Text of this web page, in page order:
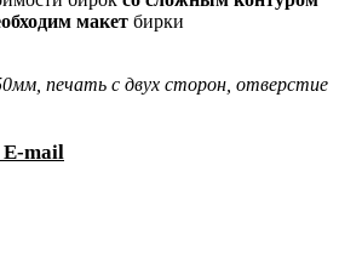
макет бирки
печать с двух сторон, отверстие
E-mail